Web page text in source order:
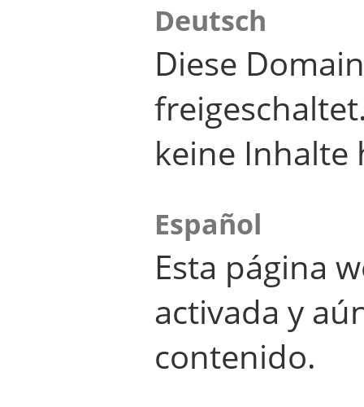
Deutsch
Diese
keine Inhalte
Español
Esta página
activada y
contenido.